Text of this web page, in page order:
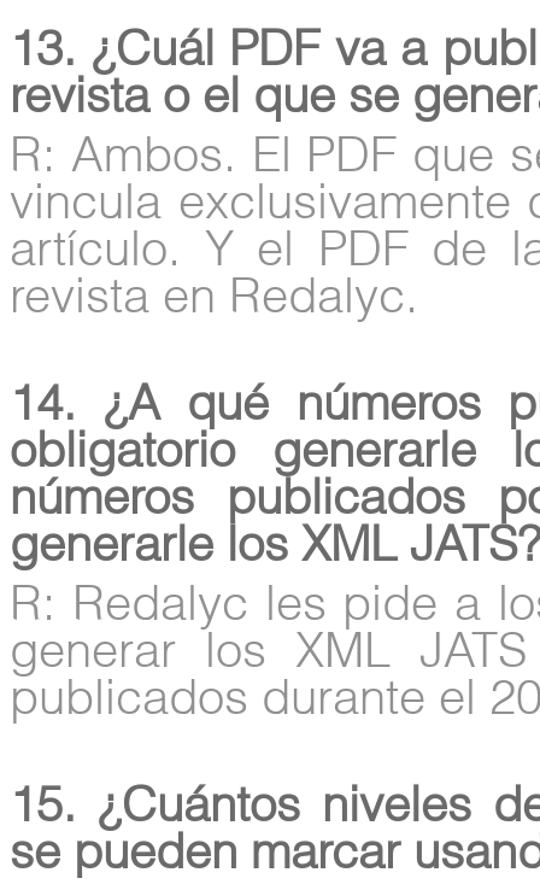
13. ¿Cuál PDF va a
revista o el que se
R: Ambos. El PDF que
vincula exclusivamente
artículo. Y el PDF de
revista en Redalyc.
14. ¿A qué números
obligatorio generarle
números publicados
generarle los XML JATS?
R: Redalyc les pide a
generar los XML
publicados durante el
15. ¿Cuántos niveles
se pueden marcar